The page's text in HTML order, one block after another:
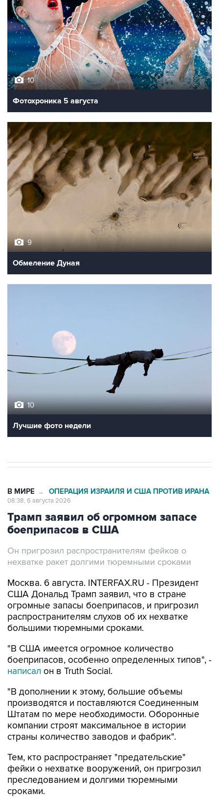
10
Фотохроника 5 августа
9
Обмеление Дуная
10
Лучшие фото недели
В МИРЕ → ОПЕРАЦИЯ ИЗРАИЛЯ И США ПРОТИВ ИРАНА
08:38, 6 августа 2026
Трамп заявил об огромном запасе
боеприпасов в США
Он пригрозил распространителям фейков о
нехватке ракет долгими тюремными сроками
Москва. 6 августа. INTERFAX.RU - Президент
США Дональд Трамп заявил, что в стране
огромные запасы боеприпасов, и пригрозил
распространителям слухов об их нехватке
большими тюремными сроками.
"В США имеется огромное количество
боеприпасов, особенно определенных типов", -
написал он в Truth Social.
"В дополнении к этому, большие объемы
производятся и поставляются Соединенным
Штатам по мере необходимости. Оборонные
компании строят максимальное в истории
страны количество заводов и фабрик".
Тем, кто распространяет "предательские"
фейки о нехватке вооружений, он пригрозил
преследованием и долгими тюремными
сроками.